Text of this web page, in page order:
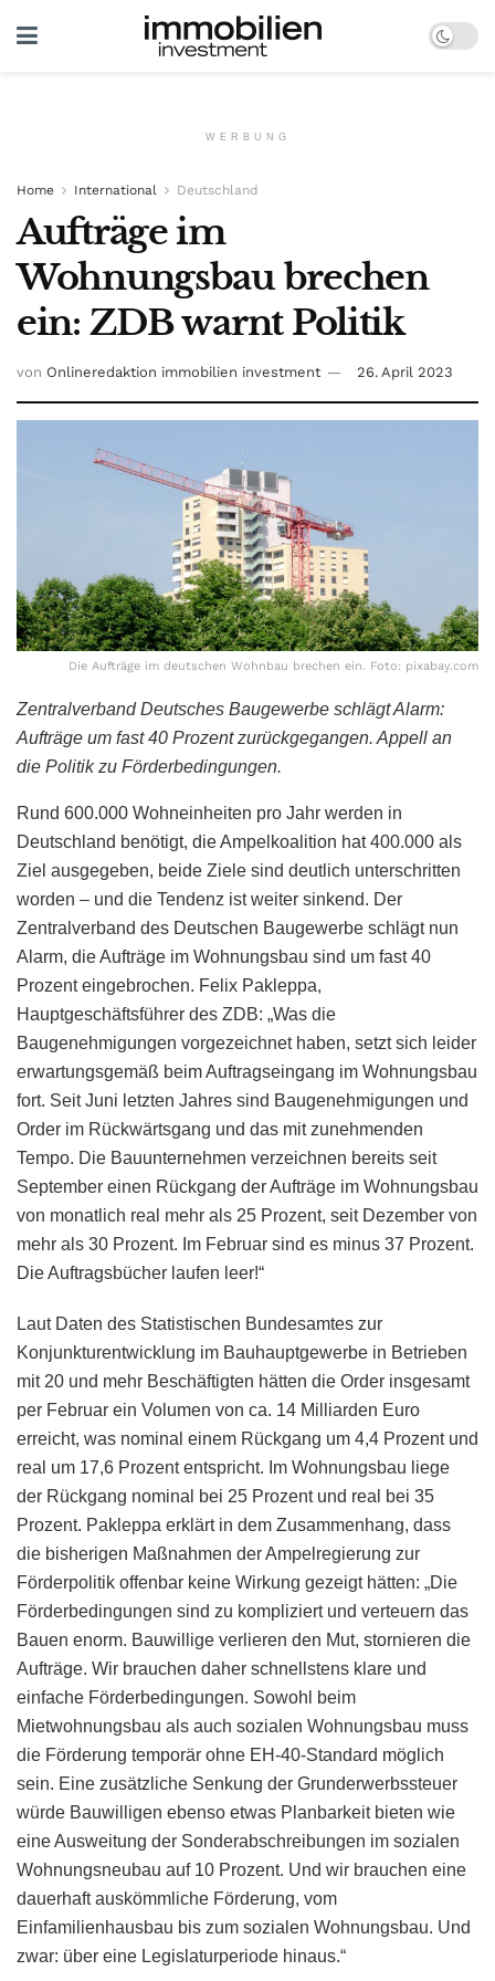
WERBUNG
Home International Deutschland
Aufträge im
Wohnungsbau brechen
ein: ZDB warnt Politik
von Onlineredaktion immobilien investment 26. April 2023
Die Aufträge im deutschen Wohnbau brechen ein. Foto: pixabay.com
Zentralverband Deutsches Baugewerbe schlägt Alarm:
Aufträge um fast 40 Prozent zurückgegangen. Appell an
die Politik zu Förderbedingungen.
Rund 600.000 Wohneinheiten pro Jahr werden in
Deutschland benötigt, die Ampelkoalition hat 400.000 als
Ziel ausgegeben, beide Ziele sind deutlich unterschritten
worden – und die Tendenz ist weiter sinkend. Der
Zentralverband des Deutschen Baugewerbe schlägt nun
Alarm, die Aufträge im Wohnungsbau sind um fast 40
Prozent eingebrochen. Felix Pakleppa,
Hauptgeschäftsführer des ZDB: „Was die
Baugenehmigungen vorgezeichnet haben, setzt sich leider
erwartungsgemäß beim Auftragseingang im Wohnungsbau
fort. Seit Juni letzten Jahres sind Baugenehmigungen und
Order im Rückwärtsgang und das mit zunehmenden
Tempo. Die Bauunternehmen verzeichnen bereits seit
September einen Rückgang der Aufträge im Wohnungsbau
von monatlich real mehr als 25 Prozent, seit Dezember von
mehr als 30 Prozent. Im Februar sind es minus 37 Prozent.
Die Auftragsbücher laufen leer!“
Laut Daten des Statistischen Bundesamtes zur
Konjunkturentwicklung im Bauhauptgewerbe in Betrieben
mit 20 und mehr Beschäftigten hätten die Order insgesamt
per Februar ein Volumen von ca. 14 Milliarden Euro
erreicht, was nominal einem Rückgang um 4,4 Prozent und
real um 17,6 Prozent entspricht. Im Wohnungsbau liege
der Rückgang nominal bei 25 Prozent und real bei 35
Prozent. Pakleppa erklärt in dem Zusammenhang, dass
die bisherigen Maßnahmen der Ampelregierung zur
Förderpolitik offenbar keine Wirkung gezeigt hätten: „Die
Förderbedingungen sind zu kompliziert und verteuern das
Bauen enorm. Bauwillige verlieren den Mut, stornieren die
Aufträge. Wir brauchen daher schnellstens klare und
einfache Förderbedingungen. Sowohl beim
Mietwohnungsbau als auch sozialen Wohnungsbau muss
die Förderung temporär ohne EH-40-Standard möglich
sein. Eine zusätzliche Senkung der Grunderwerbssteuer
würde Bauwilligen ebenso etwas Planbarkeit bieten wie
eine Ausweitung der Sonderabschreibungen im sozialen
Wohnungsneubau auf 10 Prozent. Und wir brauchen eine
dauerhaft auskömmliche Förderung, vom
Einfamilienhausbau bis zum sozialen Wohnungsbau. Und
zwar: über eine Legislaturperiode hinaus.“